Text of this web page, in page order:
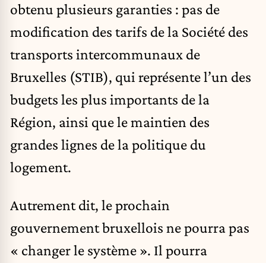
obtenu plusieurs garanties : pas de
modification des tarifs de la Société des
transports intercommunaux de
Bruxelles (STIB), qui représente l’un des
budgets les plus importants de la
Région, ainsi que le maintien des
grandes lignes de la politique du
logement.
Autrement dit, le prochain
gouvernement bruxellois ne pourra pas
« changer le système ». Il pourra